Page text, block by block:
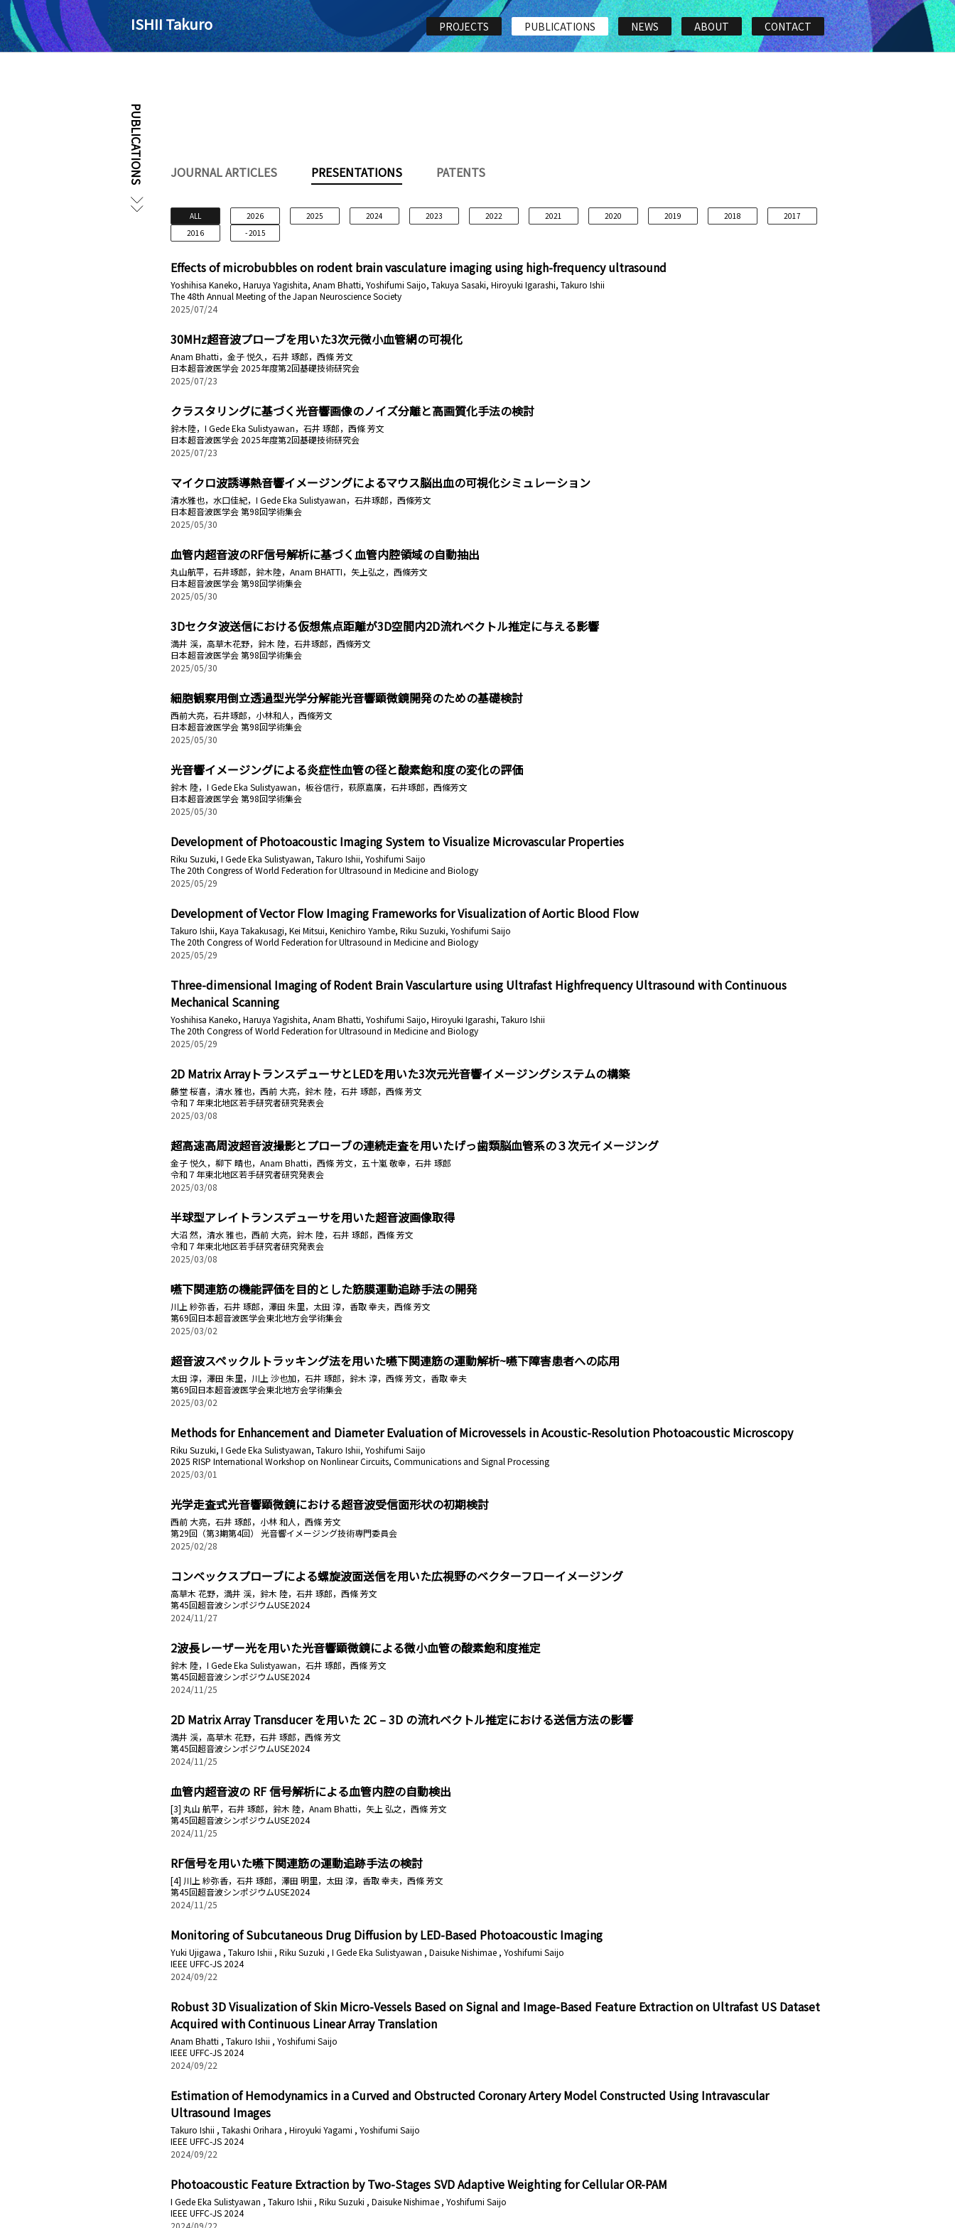
ISHII Takuro PROJECTS PUBLICATIONS NEWS ABOUT CONTACT
PUBLICATIONS JOURNAL ARTICLES PRESENTATIONS PATENTS
ALL 2026 2025 2024 2023 2022 2021 2020 2019 2018
2017
2016
- 2015
Effects of microbubbles on rodent brain vasculature imaging using high-frequency ultrasound
Yoshihisa Kaneko, Haruya Yagishita, Anam Bhatti, Yoshifumi Saijo, Takuya Sasaki, Hiroyuki Igarashi, Takuro Ishii
The 48th Annual Meeting of the Japan Neuroscience Society
2025/07/24
30MHz超音波プローブを用いた3次元微小血管網の可視化
Anam Bhatti，金子 悦久，石井 琢郎，西條 芳文
日本超音波医学会 2025年度第2回基礎技術研究会
2025/07/23
クラスタリングに基づく光音響画像のノイズ分離と高画質化手法の検討
鈴木陸，I Gede Eka Sulistyawan，石井 琢郎，西條 芳文
日本超音波医学会 2025年度第2回基礎技術研究会
2025/07/23
マイクロ波誘導熱音響イメージングによるマウス脳出血の可視化シミュレーション
清水雅也，水口佳紀，I Gede Eka Sulistyawan，石井琢郎，西條芳文
日本超音波医学会 第98回学術集会
2025/05/30
血管内超音波のRF信号解析に基づく血管内腔領域の自動抽出
丸山航平，石井琢郎，鈴木陸，Anam BHATTI，矢上弘之，西條芳文
日本超音波医学会 第98回学術集会
2025/05/30
3Dセクタ波送信における仮想焦点距離が3D空間内2D流れベクトル推定に与える影響
満井 渓，高草木花野，鈴木 陸，石井琢郎，西條芳文
日本超音波医学会 第98回学術集会
2025/05/30
細胞観察用倒立透過型光学分解能光音響顕微鏡開発のための基礎検討
西前大亮，石井琢郎，小林和人，西條芳文
日本超音波医学会 第98回学術集会
2025/05/30
光音響イメージングによる炎症性血管の径と酸素飽和度の変化の評価
鈴木 陸，I Gede Eka Sulistyawan，板谷信行，萩原嘉廣，石井琢郎，西條芳文
日本超音波医学会 第98回学術集会
2025/05/30
Development of Photoacoustic Imaging System to Visualize Microvascular Properties
Riku Suzuki, I Gede Eka Sulistyawan, Takuro Ishii, Yoshifumi Saijo
The 20th Congress of World Federation for Ultrasound in Medicine and Biology
2025/05/29
Development of Vector Flow Imaging Frameworks for Visualization of Aortic Blood Flow
Takuro Ishii, Kaya Takakusagi, Kei Mitsui, Kenichiro Yambe, Riku Suzuki, Yoshifumi Saijo
The 20th Congress of World Federation for Ultrasound in Medicine and Biology
2025/05/29
Three-dimensional Imaging of Rodent Brain Vascularture using Ultrafast Highfrequency Ultrasound with Continuous
Mechanical Scanning
Yoshihisa Kaneko, Haruya Yagishita, Anam Bhatti, Yoshifumi Saijo, Hiroyuki Igarashi, Takuro Ishii
The 20th Congress of World Federation for Ultrasound in Medicine and Biology
2025/05/29
2D Matrix ArrayトランスデューサとLEDを用いた3次元光音響イメージングシステムの構築
藤堂 桜喜，清水 雅也，西前 大亮，鈴木 陸，石井 琢郎，西條 芳文
令和７年東北地区若手研究者研究発表会
2025/03/08
超高速高周波超音波撮影とプローブの連続走査を用いたげっ歯類脳血管系の３次元イメージング
金子 悦久，柳下 晴也，Anam Bhatti，西條 芳文，五十嵐 敬幸，石井 琢郎
令和７年東北地区若手研究者研究発表会
2025/03/08
半球型アレイトランスデューサを用いた超音波画像取得
大沼 然，清水 雅也，西前 大亮，鈴木 陸，石井 琢郎，西條 芳文
令和７年東北地区若手研究者研究発表会
2025/03/08
嚥下関連筋の機能評価を目的とした筋膜運動追跡手法の開発
川上 紗弥香，石井 琢郎，澤田 朱里，太田 淳，香取 幸夫，西條 芳文
第69回日本超音波医学会東北地方会学術集会
2025/03/02
超音波スペックルトラッキング法を用いた嚥下関連筋の運動解析~嚥下障害患者への応用
太田 淳，澤田 朱里，川上 沙也加，石井 琢郎，鈴木 淳，西條 芳文，香取 幸夫
第69回日本超音波医学会東北地方会学術集会
2025/03/02
Methods for Enhancement and Diameter Evaluation of Microvessels in Acoustic-Resolution Photoacoustic Microscopy
Riku Suzuki, I Gede Eka Sulistyawan, Takuro Ishii, Yoshifumi Saijo
2025 RISP International Workshop on Nonlinear Circuits, Communications and Signal Processing
2025/03/01
光学走査式光音響顕微鏡における超音波受信面形状の初期検討
西前 大亮，石井 琢郎，小林 和人，西條 芳文
第29回（第3期第4回） 光音響イメージング技術専門委員会
2025/02/28
コンベックスプローブによる螺旋波面送信を用いた広視野のベクターフローイメージング
高草木 花野，満井 渓，鈴木 陸，石井 琢郎，西條 芳文
第45回超音波シンポジウムUSE2024
2024/11/27
2波長レーザー光を用いた光音響顕微鏡による微小血管の酸素飽和度推定
鈴木 陸，I Gede Eka Sulistyawan，石井 琢郎，西條 芳文
第45回超音波シンポジウムUSE2024
2024/11/25
2D Matrix Array Transducer を用いた 2C – 3D の流れベクトル推定における送信方法の影響
満井 渓，高草木 花野，石井 琢郎，西條 芳文
第45回超音波シンポジウムUSE2024
2024/11/25
血管内超音波の RF 信号解析による血管内腔の自動検出
[3] 丸山 航平，石井 琢郎，鈴木 陸，Anam Bhatti，矢上 弘之，西條 芳文
第45回超音波シンポジウムUSE2024
2024/11/25
RF信号を用いた嚥下関連筋の運動追跡手法の検討
[4] 川上 紗弥香，石井 琢郎，澤田 明里，太田 淳，香取 幸夫，西條 芳文
第45回超音波シンポジウムUSE2024
2024/11/25
Monitoring of Subcutaneous Drug Diffusion by LED-Based Photoacoustic Imaging
Yuki Ujigawa , Takuro Ishii , Riku Suzuki , I Gede Eka Sulistyawan , Daisuke Nishimae , Yoshifumi Saijo
IEEE UFFC-JS 2024
2024/09/22
Robust 3D Visualization of Skin Micro-Vessels Based on Signal and Image-Based Feature Extraction on Ultrafast US Dataset
Acquired with Continuous Linear Array Translation
Anam Bhatti , Takuro Ishii , Yoshifumi Saijo
IEEE UFFC-JS 2024
2024/09/22
Estimation of Hemodynamics in a Curved and Obstructed Coronary Artery Model Constructed Using Intravascular
Ultrasound Images
Takuro Ishii , Takashi Orihara , Hiroyuki Yagami , Yoshifumi Saijo
IEEE UFFC-JS 2024
2024/09/22
Photoacoustic Feature Extraction by Two-Stages SVD Adaptive Weighting for Cellular OR-PAM
I Gede Eka Sulistyawan , Takuro Ishii , Riku Suzuki , Daisuke Nishimae , Yoshifumi Saijo
IEEE UFFC-JS 2024
2024/09/22